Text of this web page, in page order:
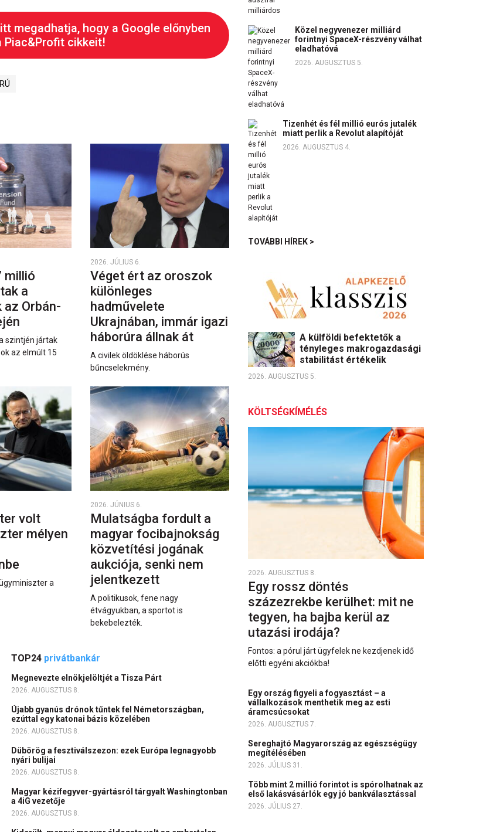
megadhatja, hogy a Google előnyben
Piac&Profit cikkeit!
millió
a
Orbán-
szintjén jártak
az elmúlt 15
2026. JÚLIUS 6.
Véget ért az oroszok
különleges
hadművelete
Ukrajnában, immár igazi
háborúra állnak át
A civilek öldöklése háborús
bűncselekmény.
volt
mélyen
a
2026. JÚNIUS 6.
Mulatságba fordult a
magyar focibajnokság
közvetítési jogának
aukciója, senki nem
jelentkezett
A politikusok, fene nagy
étvágyukban, a sportot is
bekebelezték.
TOP24 privátbankár
Megnevezte elnökjelöltjét a Tisza Párt
2026. AUGUSZTUS 8.
Újabb gyanús drónok tűntek fel Németországban,
ezúttal egy katonai bázis közelében
2026. AUGUSZTUS 8.
Dübörög a fesztiválszezon: ezek Európa legnagyobb
nyári bulijai
2026. AUGUSZTUS 8.
Magyar kézifegyver-gyártásról tárgyalt Washingtonban
a 4iG vezetője
2026. AUGUSZTUS 8.
Közel negyvenezer milliárd
forintnyi SpaceX-részvény válhat
eladhatóvá
2026. AUGUSZTUS 5.
Tizenhét és fél millió eurós jutalék
miatt perlik a Revolut alapítóját
2026. AUGUSZTUS 4.
TOVÁBBI HÍREK >
A külföldi befektetők a
tényleges makrogazdasági
stabilitást értékelik
2026. AUGUSZTUS 5.
KÖLTSÉGKÍMÉLÉS
2026. AUGUSZTUS 8.
Egy rossz döntés
százezrekbe kerülhet: mit ne
tegyen, ha bajba kerül az
utazási irodája?
Fontos: a pórul járt ügyfelek ne kezdjenek idő
előtti egyéni akciókba!
Egy ország figyeli a fogyasztást – a
vállalkozások menthetik meg az esti
áramcsúcsokat
2026. AUGUSZTUS 7.
Sereghajtó Magyarország az egészségügy
megítélésében
2026. JÚLIUS 31.
Több mint 2 millió forintot is spórolhatnak az
első lakásvásárlók egy jó bankválasztással
2026. JÚLIUS 27.